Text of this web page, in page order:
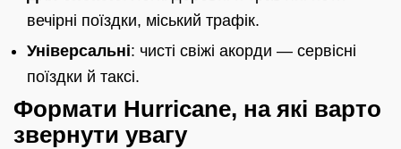
вечірні поїздки, міський трафік.
Універсальні: чисті свіжі акорди — сервісні
поїздки й таксі.
Формати Hurricane, на які варто
звернути увагу